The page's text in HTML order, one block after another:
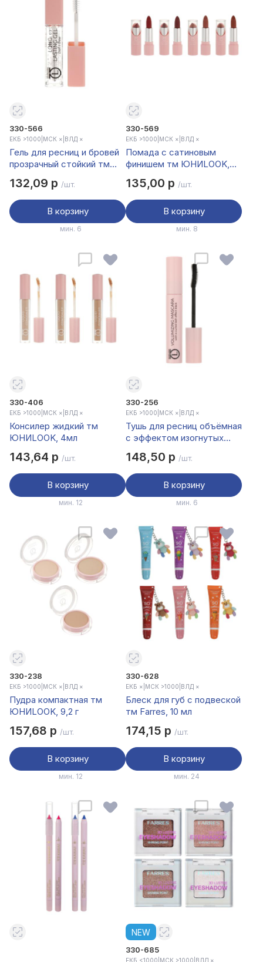
330-566
ЕКБ >1000 МСК × ВЛД ×
Гель для ресниц и бровей
прозрачный стойкий тм
132,09 р /шт.
В корзину
мин. 6
330-569
ЕКБ >1000 МСК × ВЛД ×
Помада с сатиновым
финишем тм ЮНИLOOK,
135,00 р /шт.
В корзину
мин. 8
330-406
ЕКБ >1000 МСК × ВЛД ×
Консилер жидкий тм
ЮНИLOOK, 4мл
143,64 р /шт.
В корзину
мин. 12
330-256
ЕКБ >1000 МСК × ВЛД ×
Тушь для ресниц объёмная
с эффектом изогнутых
ЮНИLOOK, 8мл
148,50 р /шт.
В корзину
мин. 6
330-238
ЕКБ >1000 МСК × ВЛД ×
Пудра компактная тм
ЮНИLOOK, 9,2 г
157,68 р /шт.
В корзину
мин. 12
330-628
ЕКБ × МСК >1000 ВЛД ×
Блеск для губ с подвеской
тм Farres, 10 мл
174,15 р /шт.
В корзину
мин. 24
NEW
330-685
ЕКБ <1000 МСК >1000 ВЛД ×